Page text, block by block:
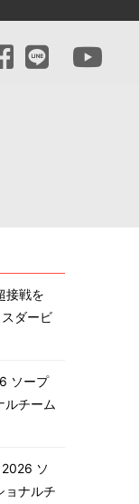
接戦を
ダービ
ソープ
ルチーム
ソ
ョナルチ